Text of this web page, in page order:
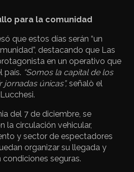
para la comunidad
que estos días serán “un
destacando que Las
en un operativo que
país. “Somos la capital de los
únicas”, señalò el
del 7 de diciembre, se
la circulación vehicular,
y sector de espectadores
organizar su llegada y
seguras.